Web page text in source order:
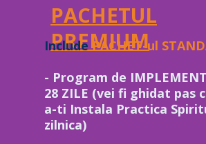
PACHETUL
PREMIUM
IncludePACHET-ul
- Program de
28 ZILE (vei fi ghidat pas
a-ti Instala Practica
zilnica)